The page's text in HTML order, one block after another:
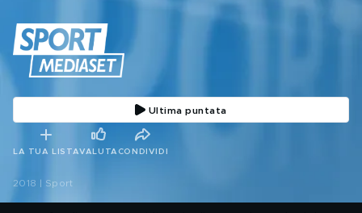
Ultima puntata
LA TUA LISTAVALUTA CONDIVIDI
2018 | Sport